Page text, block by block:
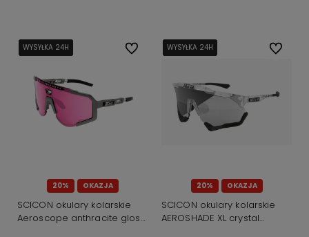
20% OKAZJA
WYSYŁKA 24H
WYSYŁKA 24H
WYSYŁKA 24H
WYSYŁKA 24H
SCICON okulary kolarskie
Aeroscope anthracite gloss
Do ulubionych
20% OKAZJA
WYSYŁKA 24H
WYSYŁKA 24H
WYSYŁKA 24H
WYSYŁKA 24H
SCICON okulary kolarskie
AEROSHADE XL crystal
Do